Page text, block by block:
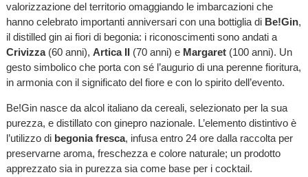
valorizzazione del territorio omaggiando le imbarcazioni che
hanno celebrato importanti anniversari con una bottiglia di Be!Gin,
il distilled gin ai fiori di begonia: i riconoscimenti sono andati a
Crivizza(60 anni), Artica II(70 anni) e Margaret(100 anni). Un
gesto simbolico che porta con sé l’augurio di una perenne fioritura,
in armonia con il significato del fiore e con lo spirito dell’evento.
Be!Gin nasce da alcol italiano da cereali, selezionato per la sua
purezza, e distillato con ginepro nazionale. L’elemento distintivo è
l’utilizzo di begonia fresca, infusa entro 24 ore dalla raccolta per
preservarne aroma, freschezza e colore naturale; un prodotto
apprezzato sia in purezza sia come base per i cocktail.